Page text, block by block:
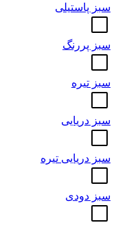
سبز پاستیلی
سبز پررنگ
سبز تیره
سبز دریایی
سبز دریایی تیره
سبز دودی